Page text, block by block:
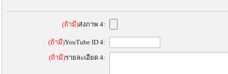
(ถ้ามี)ส่งภาพ 4:
(ถ้ามี)YouTube ID 4:
(ถ้ามี)รายละเอียด 4: